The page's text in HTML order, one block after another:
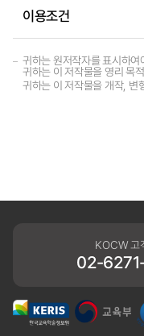
이용조건
귀하는 원저작자를 표시하여
귀하는 이 저작물을 영리 목
귀하는 이 저작물을 개작, 변
KOCW 고
02-